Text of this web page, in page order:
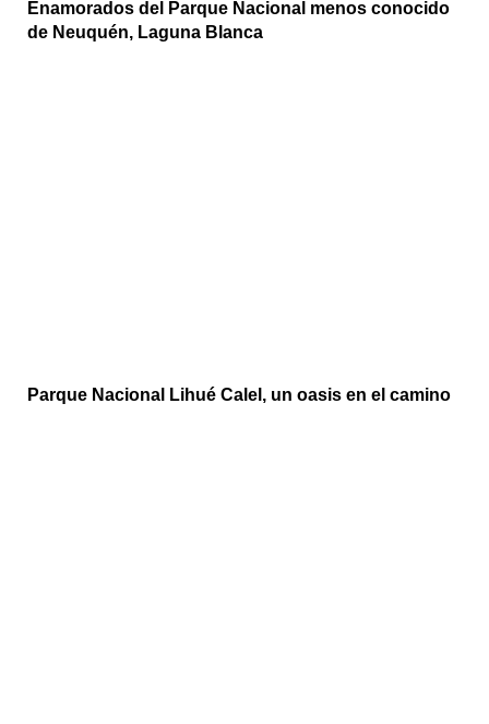
Enamorados del Parque Nacional menos conocido
de Neuquén, Laguna Blanca
Parque Nacional Lihué Calel, un oasis en el camino